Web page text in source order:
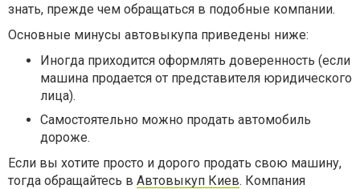
знать, прежде чем обращаться в подобные компании.
Основные минусы автовыкупа приведены ниже:
Иногда приходится оформлять доверенность (если
машина продается от представителя юридического
лица).
Самостоятельно можно продать автомобиль
дороже.
Если вы хотите просто и дорого продать свою машину,
тогда обращайтесь в Автовыкуп Киев. Компания